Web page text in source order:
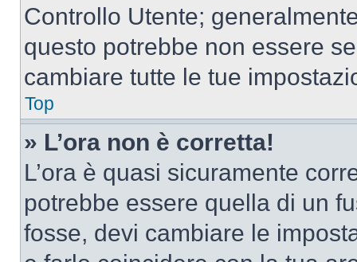
Controllo Utente;
questo potrebbe non essere
cambiare tutte le tue
Top
» L’ora non è corretta!
L’ora è quasi sicuramente
potrebbe essere quella di un
fosse, devi cambiare le